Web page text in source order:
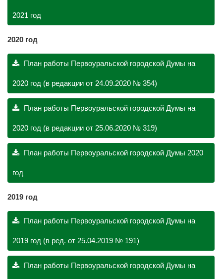
2021 год
2020 год
План работы Первоуральской городской Думы на
2020 год (в редакции от 24.09.2020 № 354)
План работы Первоуральской городской Думы на
2020 год (в редакции от 25.06.2020 № 319)
План работы Первоуральской городской Думы 2020
год
2019 год
План работы Первоуральской городской Думы на
2019 год (в ред. от 25.04.2019 № 191)
План работы Первоуральской городской Думы на